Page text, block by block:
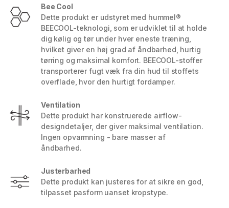
Bee Cool
Dette produkt er udstyret med hummel®
BEECOOL-teknologi, som er udviklet til at holde
dig kølig og tør under hver eneste træning,
hvilket giver en høj grad af åndbarhed, hurtig
tørring og maksimal komfort. BEECOOL-stoffer
transporterer fugt væk fra din hud til stoffets
overflade, hvor den hurtigt fordamper.
Ventilation
Dette produkt har konstruerede airflow-
designdetaljer, der giver maksimal ventilation.
Ingen opvarmning - bare masser af
åndbarhed.
Justerbarhed
Dette produkt kan justeres for at sikre en god,
tilpasset pasform uanset kropstype.